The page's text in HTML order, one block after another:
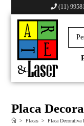
(11)
Placa
> Placas > Placa Decorativa